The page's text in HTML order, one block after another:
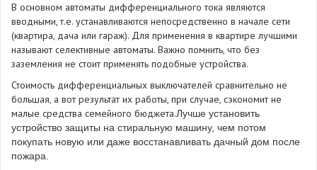
В основном автоматы дифференциального тока являются
вводными, т.е. устанавливаются непосредственно в начале сети
(квартира, дача или гараж). Для применения в квартире лучшими
называют селективные автоматы. Важно помнить, что без
заземления не стоит применять подобные устройства.
Стоимость дифференциальных выключателей сравнительно не
большая, а вот результат их работы, при случае, сэкономит не
малые средства семейного бюджета.Лучше установить
устройство защиты на стиральную машину, чем потом
покупать новую или даже восстанавливать дачный дом после
пожара.